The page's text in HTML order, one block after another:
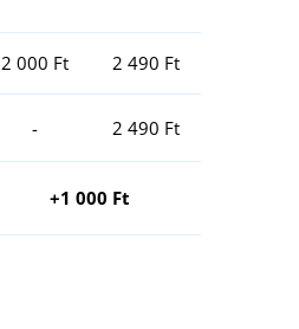
2 000 Ft 2 490 Ft
- 2 490 Ft
+1 000 Ft